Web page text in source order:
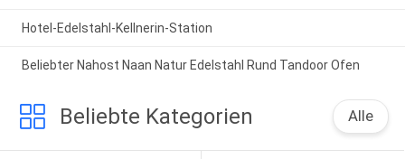
Hotel-Edelstahl-Kellnerin-Station
Beliebter Nahost Naan Natur Edelstahl Rund Tandoor Ofen
Beliebte Kategorien Alle